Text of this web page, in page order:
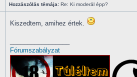
Hozzászólás témája: Re: Ki moderál épp?
Kiszedtem, amihez értek.
Fórumszabályzat